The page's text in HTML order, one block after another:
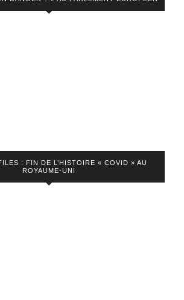
: FIN DE L’HISTOIRE « COVID » AU
ROYAUME-UNI